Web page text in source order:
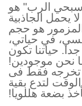
"سبحي الرب" هو
يحمل الجاذبية
هو حجم
في حياتي،
حياتنا تكون
نحن موجودين!
فقط فى
لتدع بقية
بضعة هللويا!